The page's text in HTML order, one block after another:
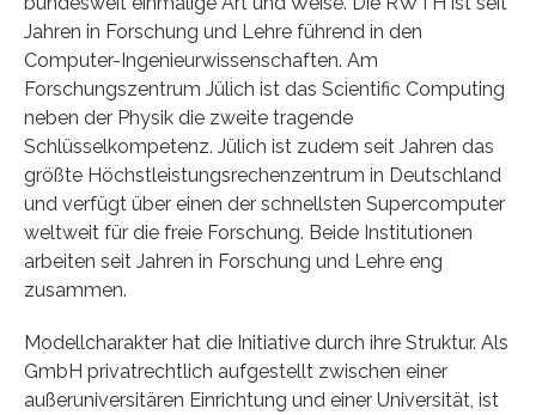
Jahren in Forschung und Lehre führend in den
Computer-Ingenieurwissenschaften. Am
Forschungszentrum Jülich ist das Scientific Computing
neben der Physik die zweite tragende
Schlüsselkompetenz. Jülich ist zudem seit Jahren das
größte Höchstleistungsrechenzentrum in Deutschland
und verfügt über einen der schnellsten Supercomputer
weltweit für die freie Forschung. Beide Institutionen
arbeiten seit Jahren in Forschung und Lehre eng
zusammen.
Modellcharakter hat die Initiative durch ihre Struktur. Als
GmbH privatrechtlich aufgestellt zwischen einer
außeruniversitären Einrichtung und einer Universität, ist